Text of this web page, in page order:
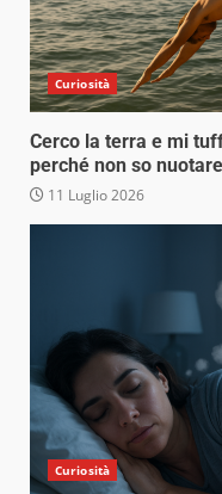
Curiosità
Cerco la terra e mi
perché non so
11 Luglio 2026
Curiosità